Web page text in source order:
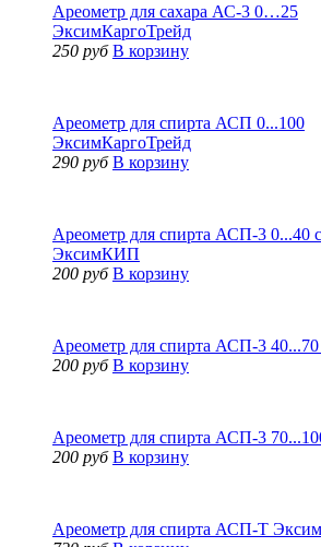
Ареометр для сахара АС-3 0…25
ЭксимКаргоТрейд
250 руб В корзину
Ареометр для спирта АСП 0...100
ЭксимКаргоТрейд
290 руб В корзину
Ареометр для спирта АСП-3 0...40
ЭксимКИП
200 руб В корзину
Ареометр для спирта АСП-3
200 руб В корзину
Ареометр для спирта АСП-3
200 руб В корзину
Ареометр для спирта АСП-T